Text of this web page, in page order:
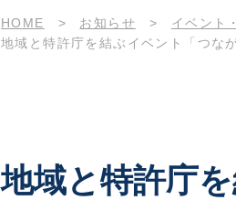
HOME > お知らせ > イベント
地域と特許庁を結ぶイベント「つな
地域と特許庁